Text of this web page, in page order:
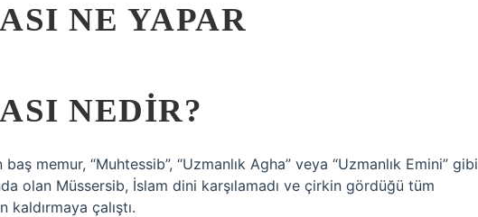
NE YAPAR
NEDIR?
memur, “Muhtessib”, “Uzmanlık Agha” veya “Uzmanlık Emini” gibi
olan Müssersib, İslam dini karşılamadı ve çirkin gördüğü tüm
kaldırmaya çalıştı.